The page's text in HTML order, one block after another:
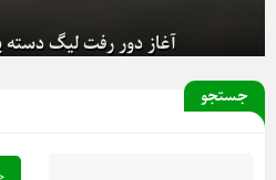
آغاز دور رفت لیگ دسته
جستجو